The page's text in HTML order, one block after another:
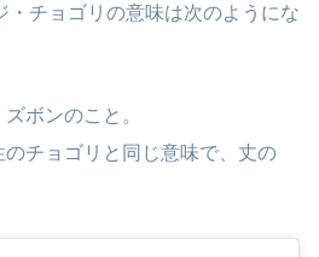
・チョゴリの意味は次のようにな
ボンのこと。
チョゴリと同じ意味で、丈の